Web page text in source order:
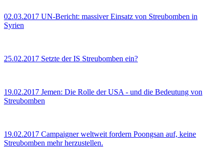
02.03.2017 UN-Bericht: massiver Einsatz von Streubomben in
Syrien
25.02.2017 Setzte der IS Streubomben ein?
19.02.2017 Jemen: Die Rolle der USA - und die Bedeutung von
Streubomben
19.02.2017 Campaigner weltweit fordern Poongsan auf, keine
Streubomben mehr herzustellen.